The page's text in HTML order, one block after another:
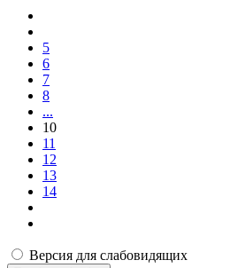
5
6
7
8
...
10
11
12
13
14
Версия для слабовидящих